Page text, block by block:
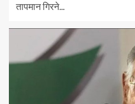
तापमान गिरने...